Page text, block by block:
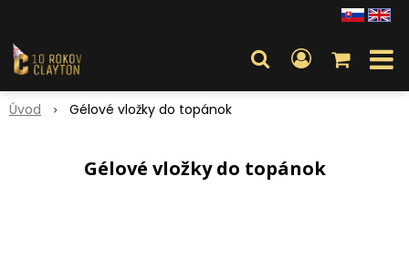
Úvod Gélové vložky do topánok
Gélové vložky do topánok